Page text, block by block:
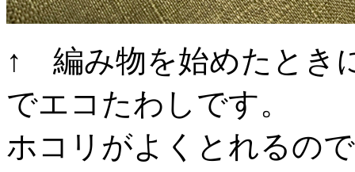
↑ 編み物を始めたとき
でエコたわしです。
ホコリがよくとれるの